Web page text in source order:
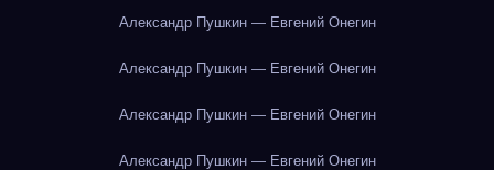
Александр Пушкин — Евгений Онегин
Александр Пушкин — Евгений Онегин
Александр Пушкин — Евгений Онегин
Александр Пушкин — Евгений Онегин